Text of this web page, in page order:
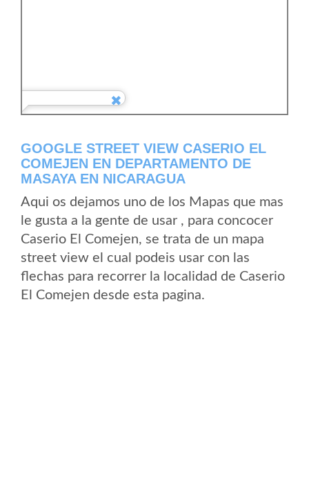
GOOGLE STREET VIEW CASERIO EL
COMEJEN EN DEPARTAMENTO DE
MASAYA EN NICARAGUA
Aqui os dejamos uno de los Mapas que mas
le gusta a la gente de usar , para concocer
Caserio El Comejen, se trata de un mapa
street view el cual podeis usar con las
flechas para recorrer la localidad de Caserio
El Comejen desde esta pagina.